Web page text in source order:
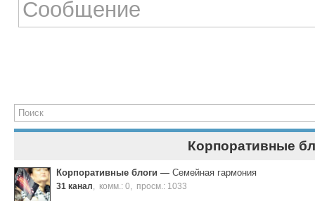
Корпоративные
Корпоративные блоги — Семейная гармония
31 канал комм.: 0 просм.: 1033